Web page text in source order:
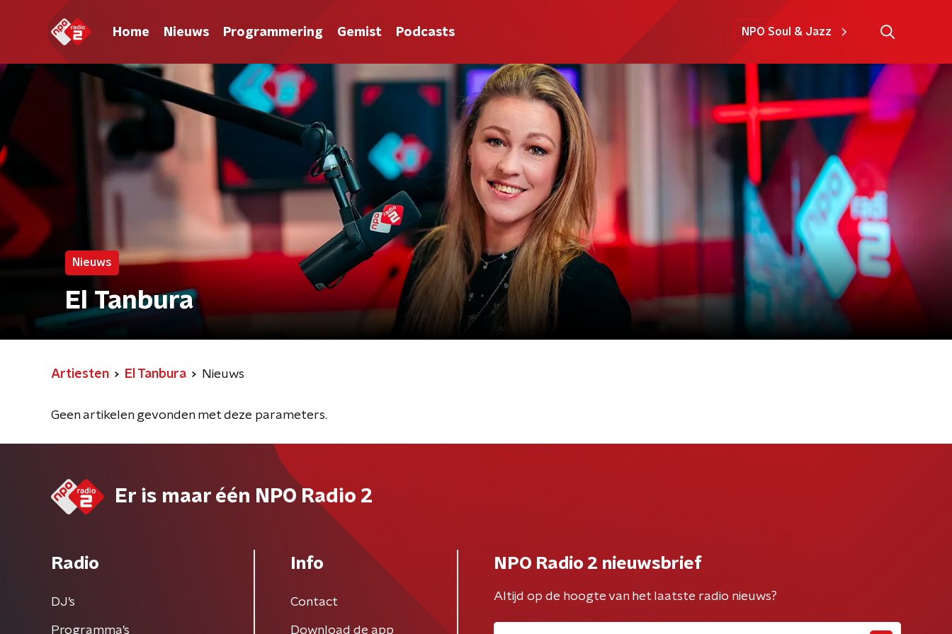
Home Nieuws Programmering Gemist Podcasts NPO Soul & Jazz
Nieuws
El Tanbura
Artiesten El Tanbura Nieuws
Geen artikelen gevonden met deze parameters.
Er is maar één NPO Radio 2
Radio
DJ’s
Programma's
Info
Contact
Download de app
NPO Radio 2 nieuwsbrief
Altijd op de hoogte van het laatste radio nieuws?